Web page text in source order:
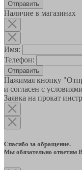
Наличие в магазинах
Имя:
Телефон:
Отправить
Нажимая кнопку
и согласен с условиями
Заявка на прокат
Спасибо за обращение.
Мы обязательно ответим